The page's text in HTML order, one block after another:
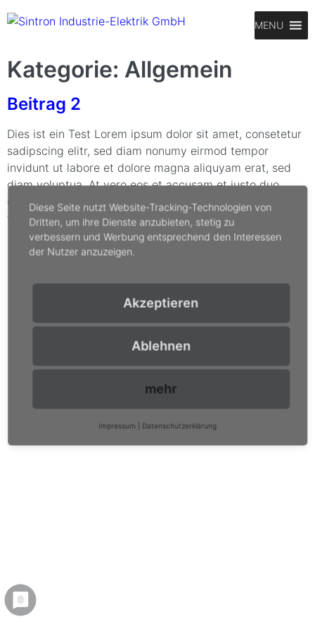
MENU
Kategorie: Allgemein
Beitrag 2
Dies ist ein Test Lorem ipsum dolor sit amet, consetetur
sadipscing elitr, sed diam nonumy eirmod tempor
invidunt ut labore et dolore magna aliquyam erat, sed
diam voluptua. At vero eos et accusam et justo duo
dolores et ea rebum. Stet clita kasd gubergren, no sea
takimata sanctus est Lorem ipsum dolor sit amet. Lorem
Diese Seite nutzt Website-Tracking-Technologien von
Dritten, um ihre Dienste anzubieten, stetig zu
verbessern und Werbung entsprechend den Interessen
der Nutzer anzuzeigen.
Akzeptieren
Ablehnen
mehr
Impressum Datenschutzerklärung